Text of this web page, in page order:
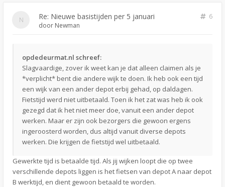
Re: Nieuwe basistijden per 5 januari
6
door Newman
opdedeurmat.nl schreef:
Slagvaardige, zover ik weet kan je dat alleen claimen als je
*verplicht* bent die andere wijk te doen. Ik heb ook een tijd
een wijk van een ander depot erbij gehad, op daldagen.
Fietstijd werd niet uitbetaald. Toen ik het zat was heb ik ook
gezegd dat ik het niet meer doe, vanuit een ander depot
werken. Maar er zijn ook bezorgers die gewoon ergens
ingeroosterd worden, dus altijd vanuit diverse depots
werken. Die krijgen de fietstijd wel uitbetaald.
Gewerkte tijd is betaalde tijd. Als jij wijken loopt die op twee
verschillende depots liggen is het fietsen van depot A naar depot
B werktijd, en dient gewoon betaald te worden.